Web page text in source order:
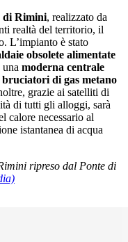
di Rimini, realizzato da
realtà del territorio, il
L’impianto è stato
obsolete alimentate
una moderna centrale
bruciatori di gas metano
grazie ai satelliti di
di tutti gli alloggi, sarà
calore necessario al
istantanea di acqua
ripreso dal Ponte di